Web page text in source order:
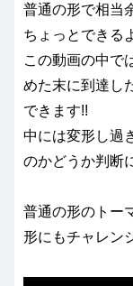
普通の形で相当
ちょっとできる
この動画の中で
めた末に到達し
できます!!
中には変形し過
のかどうか判断
普通の形のトー
形にもチャレン